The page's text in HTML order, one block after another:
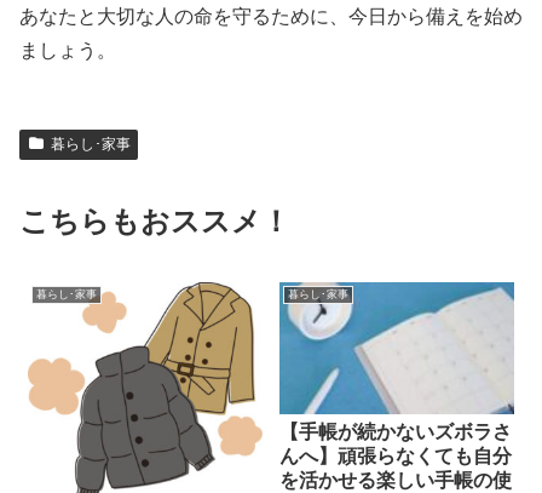
あなたと大切な人の命を守るために、今日から備えを始め
ましょう。
暮らし･家事
こちらもおススメ！
暮らし･家事 暮らし･家事
【手帳が続かないズボラさ
んへ】頑張らなくても自分
を活かせる楽しい手帳の使